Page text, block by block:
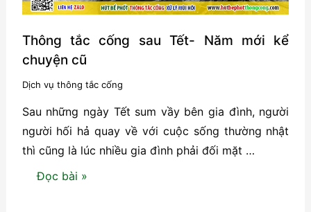
Thông tắc cống sau Tết- Năm mới kể
chuyện cũ
Dịch vụ thông tắc cống
Sau những ngày Tết sum vầy bên gia đình, người
người hối hả quay về với cuộc sống thường nhật
thì cũng là lúc nhiều gia đình phải đối mặt …
Thông
Đọc bài »